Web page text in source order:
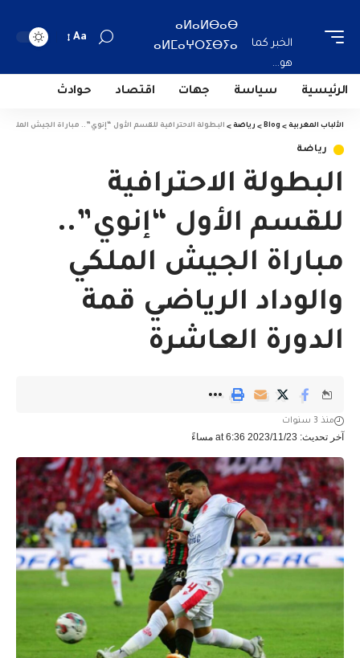
الخبر كما
هو...
ⴰⵍⴰⵍⴱⴰⴱ
ⴰⵍⵎⴰⵖⵔⵉⴱⵢⴰ
Aa
الرئيسية سياسة جهات اقتصاد حوادث
الألباب المغربية >
Blog
> رياضة > البطولة الاحترافية للقسم الأول “إنوي”.. مباراة الجيش الملكي
رياضة
البطولة الاحترافية
للقسم الأول “إنوي”..
مباراة الجيش الملكي
والوداد الرياضي قمة
الدورة العاشرة
آخر تحديث: 2023/11/23 at 6:36 مساءً
منذ 3 سنوات